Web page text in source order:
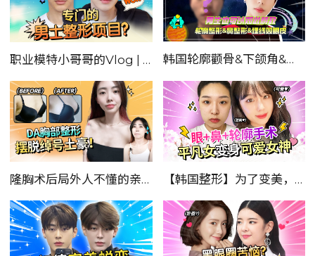
职业模特小哥哥的Vlog | 整形记录篇 韩国轮廓颧骨&下颌角&双眼皮|男士整形日记
隆胸术后局外人不懂的亲身经历分享！ 【韩国整形】为了变美，韩国小姐姐真是不择手段！